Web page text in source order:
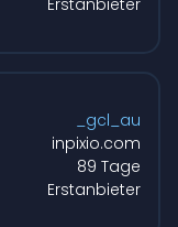
Erstanbieter
_gcl_au
inpixio.com
89 Tage
Erstanbieter